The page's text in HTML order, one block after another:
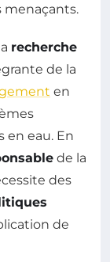
menaçants.
recherche
de la
en
en eau. En
de la
des
de